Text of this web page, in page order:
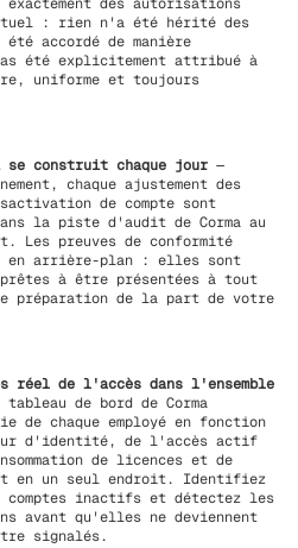
: rien n'a été hérité des
accordé de manière
été explicitement attribué à
uniforme et toujours
se construit chaque jour —
chaque ajustement des
de compte sont
la piste d'audit de Corma au
Les preuves de conformité
en arrière-plan : elles sont
à être présentées à tout
préparation de la part de votre
réel de l'accès dans l'ensemble
tableau de bord de Corma
chaque employé en fonction
d'identité, de l'accès actif
de licences et de
un seul endroit. Identifiez
comptes inactifs et détectez les
avant qu'elles ne deviennent
signalés.